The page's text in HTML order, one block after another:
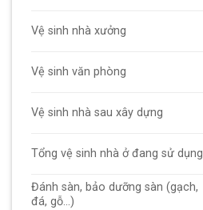
Vệ sinh nhà xưởng
Vệ sinh văn phòng
Vệ sinh nhà sau xây dựng
Tổng vệ sinh nhà ở đang sử dụng
Đánh sàn, bảo dưỡng sàn (gạch,
đá, gỗ…)